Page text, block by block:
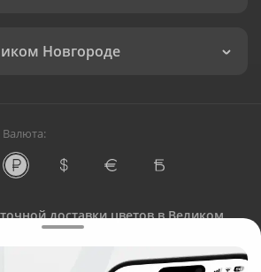
Новгороде
Валюта:
доставки цветов в Великом